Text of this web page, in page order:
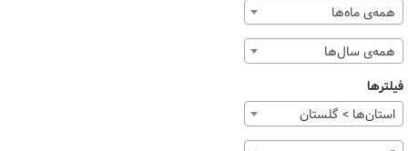
همه‌ی ماه‌ها
همه‌ی سال‌ها
فیلترها
استان‌ها > گلستان